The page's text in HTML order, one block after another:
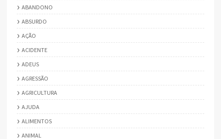
ABANDONO
ABSURDO
AÇÃO
ACIDENTE
ADEUS
AGRESSÃO
AGRICULTURA
AJUDA
ALIMENTOS
ANIMAL